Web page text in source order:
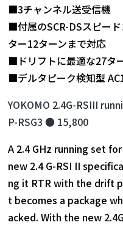
■3チャンネル送受信機
■付属のSCR-DSスピー
ター12ターンまで対応
■ドリフトに最適な27タ
■デルタピーク検知型
YOKOMO 2.4G-RSIII
P-RSG3 ● 15,800
A 2.4 GHz running set
new 2.4 G-RSI II
ng it RTR with the drift
t becomes a package
acked. With the new